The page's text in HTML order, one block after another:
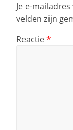
Je e-
velden zijn
Reactie*